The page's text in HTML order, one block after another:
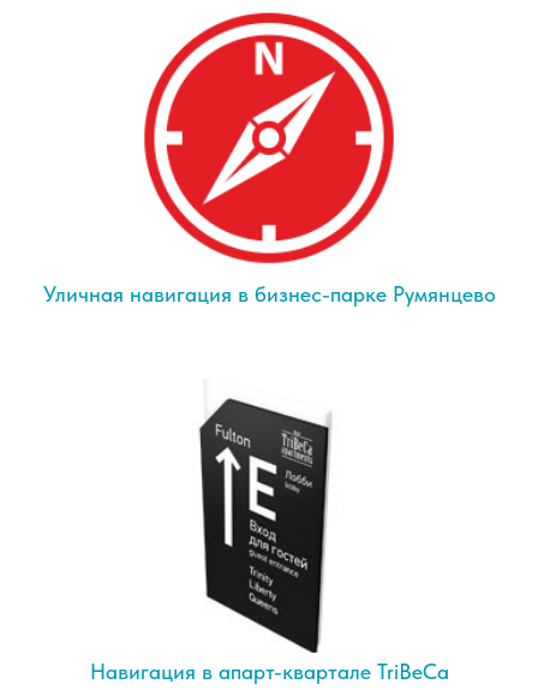
Уличная навигация в бизнес-парке Румянцево
Навигация в апарт-квартале TriBeCa